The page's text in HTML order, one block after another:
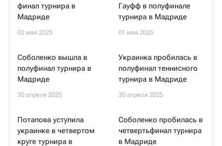
финал турнира в
Мадриде
02 мая 2025
Гауфф в полуфинале
турнира в Мадриде
01 мая 2025
Соболенко вышла в
полуфинал турнира в
Мадриде
30 апреля 2025
Украинка пробилась в
полуфинал теннисного
турнира в Мадриде
30 апреля 2025
Потапова уступила
украинке в четвертом
круге турнира в
Соболенко пробилась в
четвертьфинал турнира
в Мадриде